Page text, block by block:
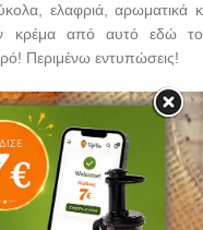
ελαφριά, αρωματικά κ
κρέμα από αυτό εδώ το
Περιμένω εντυπώσεις!